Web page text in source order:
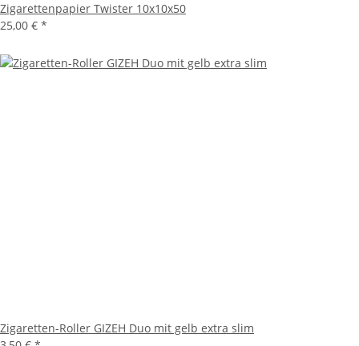
Zigarettenpapier Twister 10x10x50
25,00 € *
Zigaretten-Roller GIZEH Duo mit gelb extra slim